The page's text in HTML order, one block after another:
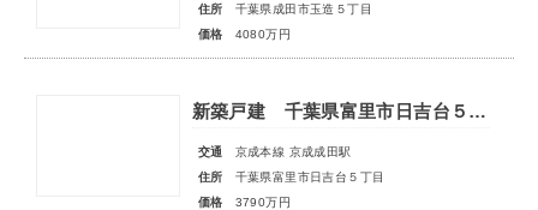
住所
千葉県成田市玉造５丁目
価格
4080万円
新築戸建 千葉県富里市日吉台５丁目
交通
京成本線 京成成田駅
住所
千葉県富里市日吉台５丁目
価格
3790万円